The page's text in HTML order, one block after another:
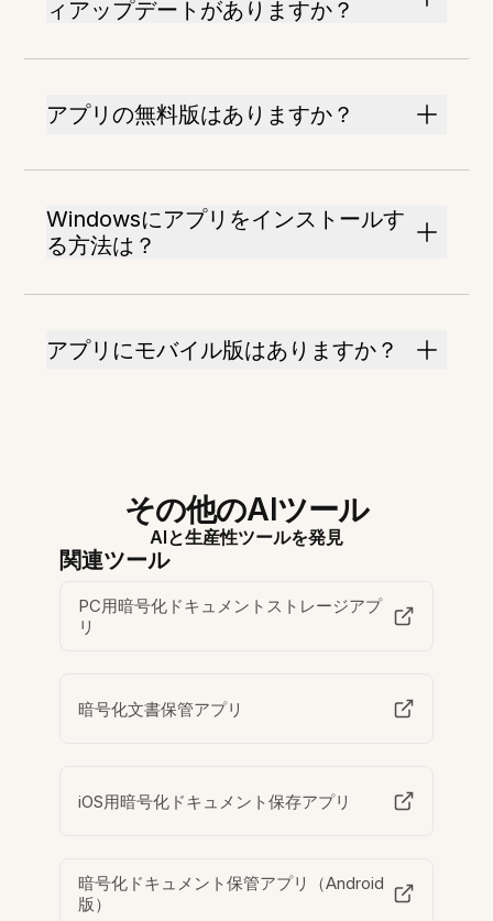
ィアップデートがありますか？
アプリの無料版はありますか？
Windowsにアプリをインストールす
る方法は？
アプリにモバイル版はありますか？
その他のAIツール
AIと生産性ツールを発見
関連ツール
PC用暗号化ドキュメントストレージアプ
リ
暗号化文書保管アプリ
iOS用暗号化ドキュメント保存アプリ
暗号化ドキュメント保管アプリ（Android
版）